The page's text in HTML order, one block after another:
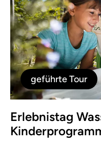
geführte Tour
Erlebnistag